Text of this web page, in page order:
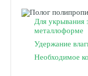
Для укрывания
металлоформе
Удержание
Необходимое